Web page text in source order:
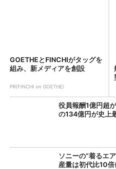
GOETHEとFINCHIがタッグを
組み、新メディアを創設
PR(FINCHI on GOETHE)
役員報酬1億円超
の134億円が史上
ソニーの“着るエ
産量は初代比10